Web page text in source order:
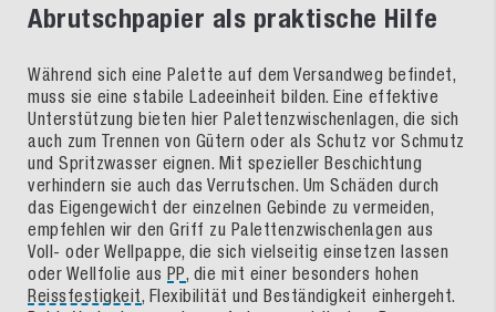
Abrutschpapier als praktische Hilfe
Während sich eine Palette auf dem Versandweg befindet,
muss sie eine stabile Ladeeinheit bilden. Eine effektive
Unterstützung bieten hier Palettenzwischenlagen, die sich
auch zum Trennen von Gütern oder als Schutz vor Schmutz
und Spritzwasser eignen. Mit spezieller Beschichtung
verhindern sie auch das Verrutschen. Um Schäden durch
das Eigengewicht der einzelnen Gebinde zu vermeiden,
empfehlen wir den Griff zu Palettenzwischenlagen aus
Voll- oder Wellpappe, die sich vielseitig einsetzen lassen
oder Wellfolie aus PP, die mit einer besonders hohen
Reissfestigkeit, Flexibilität und Beständigkeit einhergeht.